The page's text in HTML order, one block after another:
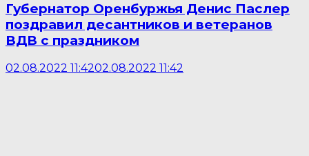
Губернатор Оренбуржья Денис Паслер
поздравил десантников и ветеранов
ВДВ с праздником
02.08.2022 11:4202.08.2022 11:42